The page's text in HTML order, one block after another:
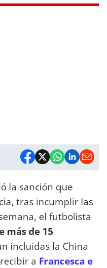
la sanción que
tras incumplir las
el futbolista
más de 15
incluidas la China
a Francesca e